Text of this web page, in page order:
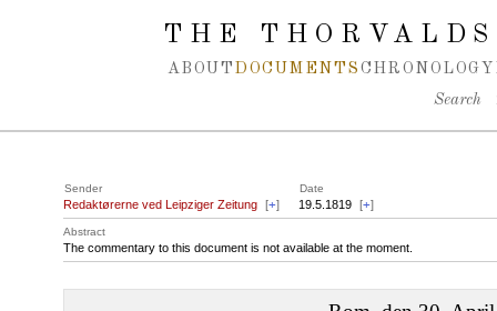
Spring navigation over
THE
ABOUT DOCUMENTS CHRONOLOGY
Search
Sender Date
Redaktørerne ved Leipziger Zeitung [+] 19.5.1819 [+]
Abstract
The commentary to this document is not available at the moment.